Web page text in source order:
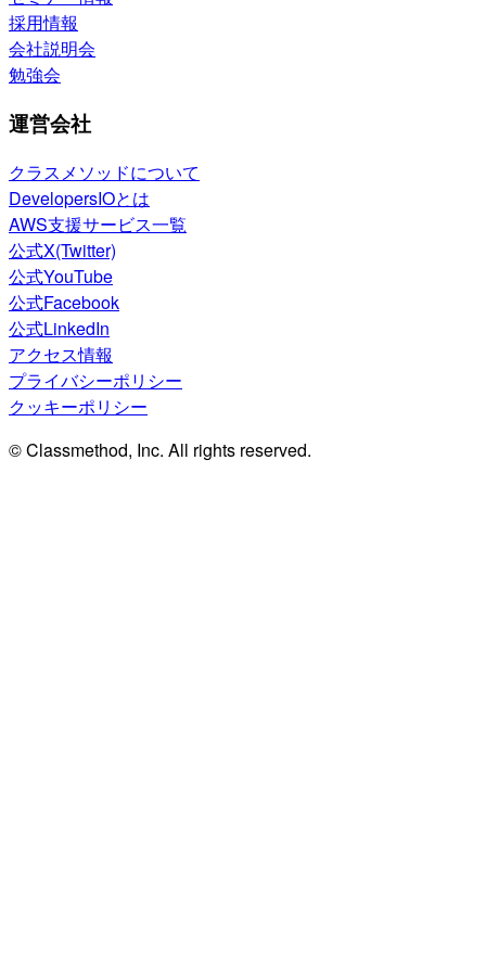
採用情報
会社説明会
勉強会
運営会社
クラスメソッドについて
DevelopersIOとは
AWS支援サービス一覧
公式X(Twitter)
公式YouTube
公式Facebook
公式LinkedIn
アクセス情報
プライバシーポリシー
クッキーポリシー
© Classmethod, Inc. All rights reserved.